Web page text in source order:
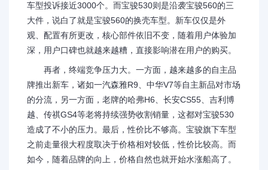
车型投诉接近3000个。而宝骏530则是沿袭宝骏560的三
大件，说白了就是宝骏560的换壳车型。新车仅仅是外
观、配置有所更改，核心部件依旧不变，随着用户体验加
深，用户口碑也就越来越糟，直接影响潜在用户的购买。
再者，终端竞争压力大。一方面，越来越多的自主品
牌推出新车，诸如一汽森雅R9、中华V7等自主新品对市场
的分流，另一方面，老牌的哈弗H6、长安CS55、吉利博
越、传祺GS4等老将持续强势收割销量，这都对宝骏530
造成了不小的压力。最后，性价比不够高。宝骏旗下车型
之前走量很大程度取决于价格相对较低，性价比较高。而
如今，随着品牌的向上，价格自然也就开始水涨船高了。